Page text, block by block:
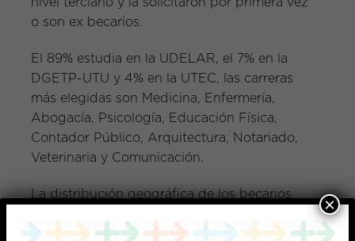
o son ex becarios.
El 89% estudia en la UDELAR, el 7% en la
DGETP-UTU y 4% en la UTEC, las carreras
más elegidas son Medicina, Enfermería,
Abogacía, Psicología, Educación Física,
Contador Público, Arquitectura, Notariado,
Veterinaria y Comunicación.
La distribución geográfica de los becarios
país y el 14% de Montevideo. En cuanto al
×